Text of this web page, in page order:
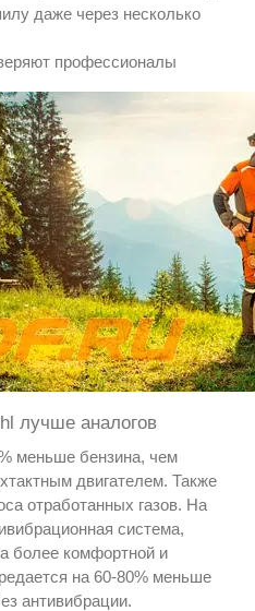
даже через несколько
профессионалы
лучше аналогов
меньше бензина, чем
двигателем. Также
отработанных газов. На
система,
более комфортной и
на 60-80% меньше
антивибрации.